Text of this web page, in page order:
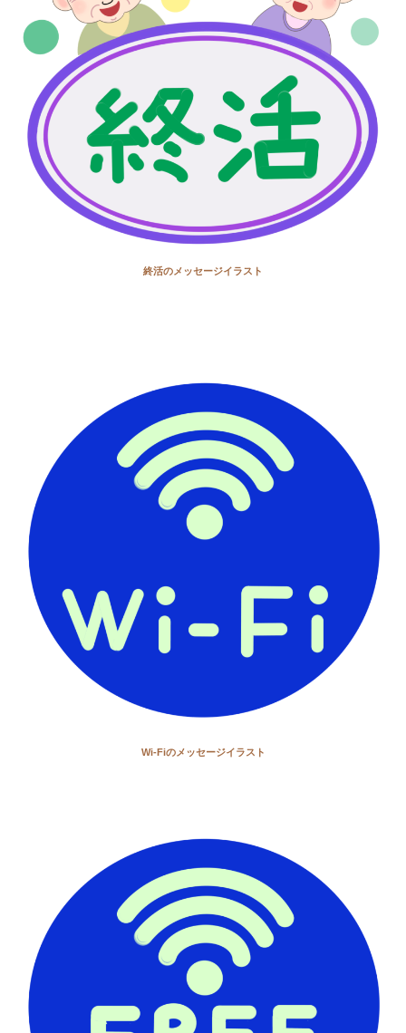
終活のメッセージイラスト
Wi-Fiのメッセージイラスト